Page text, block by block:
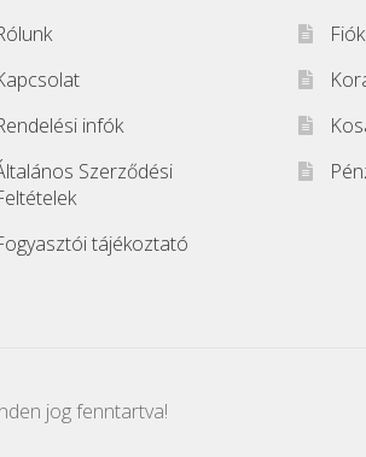
infók
Szerződési
tájékoztató
jog fenntartva!